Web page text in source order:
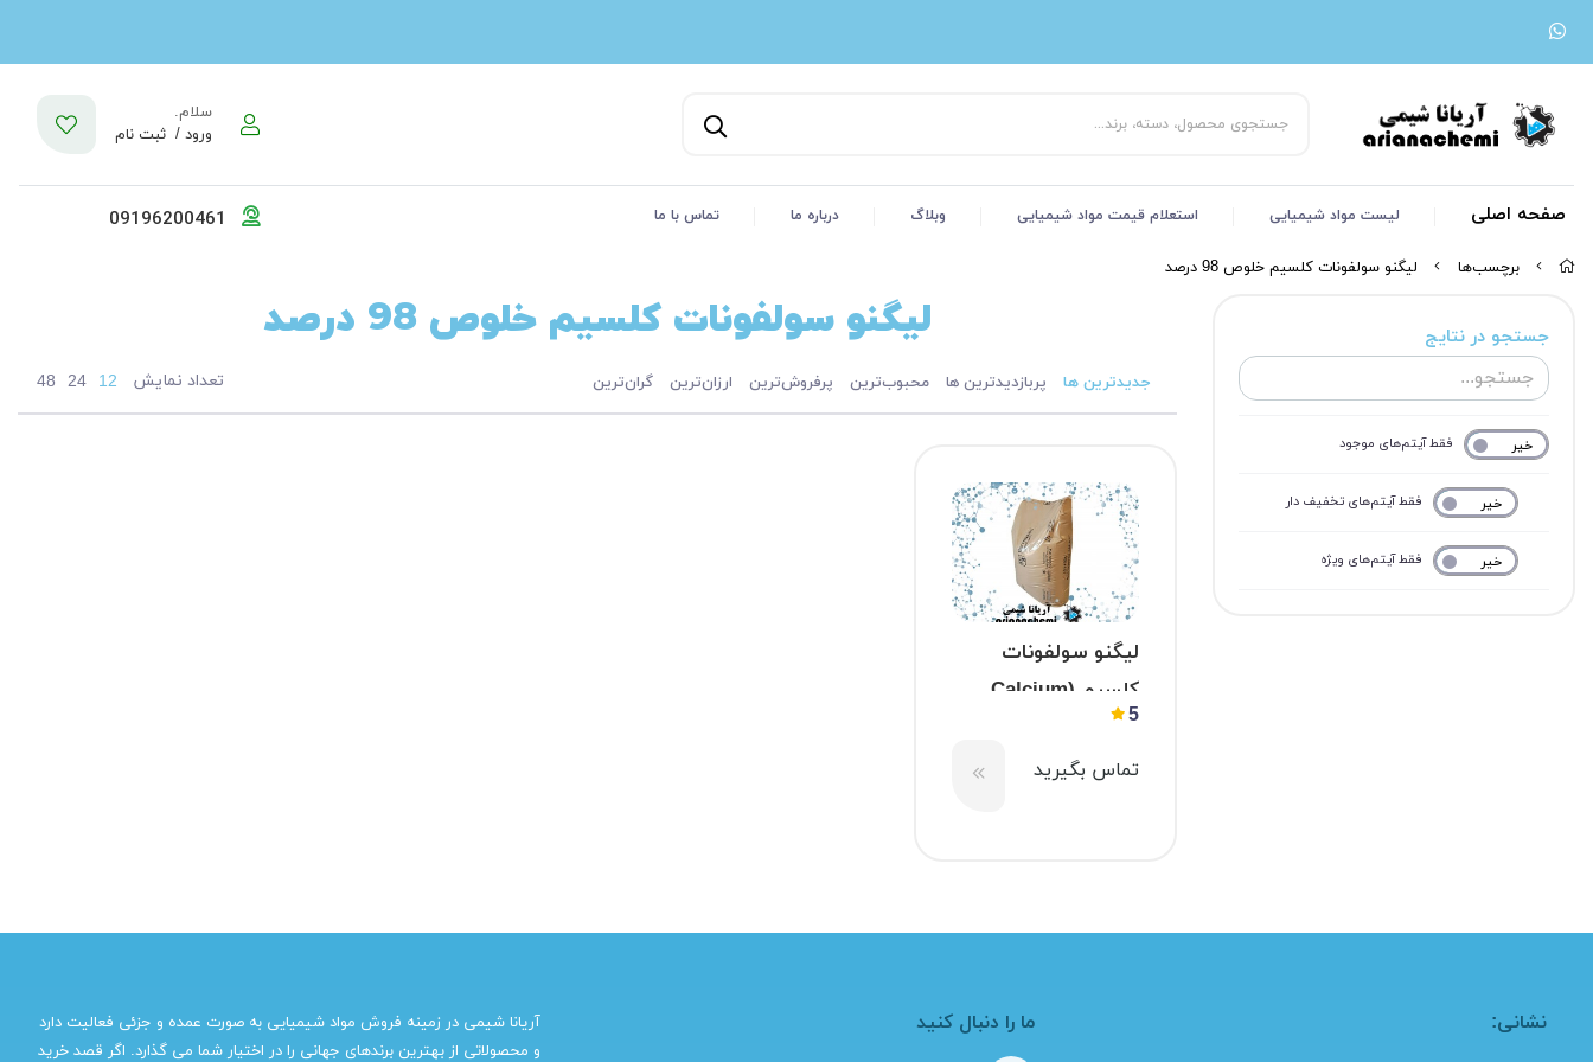
سلام.
ورود / ثبت نام
صفحه اصلی لیست مواد شیمیایی استعلام قیمت مواد شیمیایی وبلاگ درباره ما تماس با ما
برچسب‌ها لیگنو سولفونات کلسیم خلوص 98 درصد
جستجو در نتایج
بله خیر فقط آیتم‌های موجود
بله خیر فقط آیتم‌های تخفیف دار
بله خیر فقط آیتم‌های ویژه
لیگنو سولفونات کلسیم خلوص 98 درصد
جدیدترین ها پربازدیدترین ها محبوب‌‌ترین پرفروش‌ترین ارزان‌ترین گران‌ترین تعداد نمایش 12
24
48
لیگنو سولفونات
کلسیم (Calcium
lignosulfonate)
5
تماس بگیرید
نشانی: ما را دنبال کنید
آریانا شیمی در زمینه فروش مواد شیمیایی به صورت عمده و جزئی فعالیت دارد
و محصولاتی از بهترین برندهای جهانی را در اختیار شما می گذارد. اگر قصد خرید